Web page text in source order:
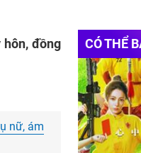
đồng
nữ, ám
CÓ THỂ